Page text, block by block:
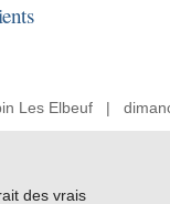
Les Elbeuf |
des vrais